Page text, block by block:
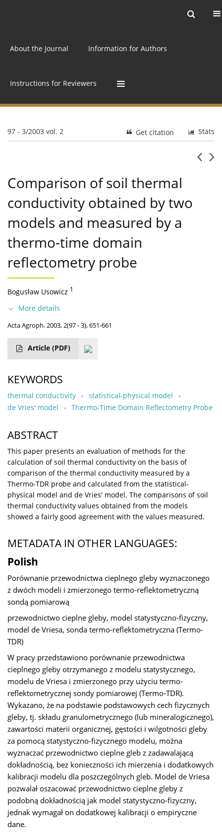
About the Journal Information for Authors
Instructions for Reviewers
97 - 3/2003 vol. 2 Stats
Get citation
Comparison of soil thermal
conductivity obtained by two
models and measured by a
thermo-time domain
reflectometry probe
Bogusław Usowicz 1
More details
Acta Agroph. 2003, 2(97 - 3), 651-661
Article (PDF)
KEYWORDS
thermal conductivity
statistical-physical model
de Vries' model
Thermo-Time Domain Reflectometry Probe
ABSTRACT
This paper presents an evaluation of methods for the
calculation of soil thermal conductivity on the basis of
comparison of the thermal conductivity measured by a
Thermo-TDR probe and calculated from the statistical-
physical model and de Vries' model. The comparisons of soil
thermal conductivity values obtained from the models
showed a fairly good agreement with the values measured.
METADATA IN OTHER LANGUAGES:
Polish
Porównanie przewodnictwa cieplnego gleby wyznaczonego
z dwóch modeli i zmierzonego termo-reflektometryczną
sondą pomiarową
przewodnictwo cieplne gleby, model statystyczno-fizyczny,
model de Vriesa, sonda termo-reflektometryczna (Termo-
TDR)
W pracy przedstawiono porównanie przewodnictwa
cieplnego gleby otrzymanego z modelu statystycznego,
modelu de Vriesa i zmierzonego przy użyciu termo-
reflektometrycznej sondy pomiarowej (Termo-TDR).
Wykazano, że na podstawie podstawowych cech fizycznych
gleby, tj. składu granulometrycznego (lub mineralogicznego),
zawartości materii organicznej, gęstości i wilgotności gleby
za pomocą statystyczno-fizycznego modelu, można
wyznaczać przewodnictwo cieplne gleb z zadawalającą
dokładnością, bez konieczności ich mierzenia i dodatkowych
kalibracji modelu dla poszczególnych gleb. Model de Vriesa
pozwalał oszacować przewodnictwo cieplne gleby z
podobną dokładnością jak model statystyczno-fizyczny,
jednak wymagał on dodatkowej kalibracji o empiryczne
dane.